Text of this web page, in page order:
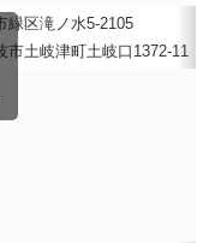
緑区滝ノ水5-2105
市土岐津町土岐口1372-11